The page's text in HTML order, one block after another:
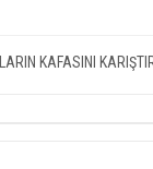
KAFASINI